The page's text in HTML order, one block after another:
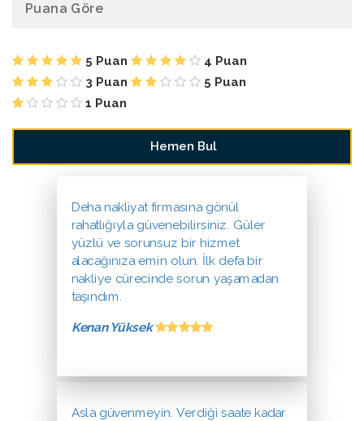
Puana Göre
5 Puan
4 Puan
3 Puan
5 Puan
1 Puan
Deha nakliyat firmasına gönül
rahatlığıyla güvenebilirsiniz. Güler
yüzlü ve sorunsuz bir hizmet
alacağınıza emin olun. İlk defa bir
nakliye cürecinde sorun yaşamadan
taşındım.
Kenan Yüksek
Asla güvenmeyin. Verdiği saate kadar